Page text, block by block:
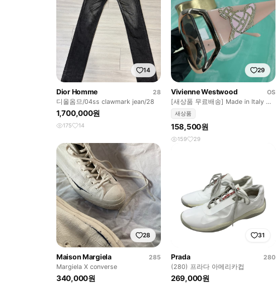
14
Dior Homme
28
디올옴므/04ss clawmark jean/28
1,700,000원
175 14
29
Vivienne Westwood
OS
[새상품 무료배송] Made in Italy 비
비안웨스트우드 선글라스
새상품
158,500원
159 29
28
Maison Margiela
285
Margiela X converse
340,000원
31
Prada
280
(280) 프라다 아메리카컵
269,000원